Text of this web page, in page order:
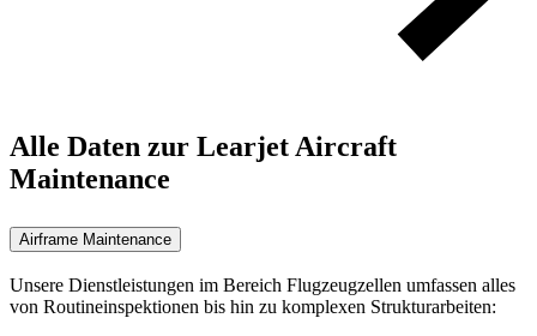
Alle Daten zur Learjet Aircraft
Maintenance
Airframe Maintenance
Unsere Dienstleistungen im Bereich Flugzeugzellen umfassen alles
von Routineinspektionen bis hin zu komplexen Strukturarbeiten: